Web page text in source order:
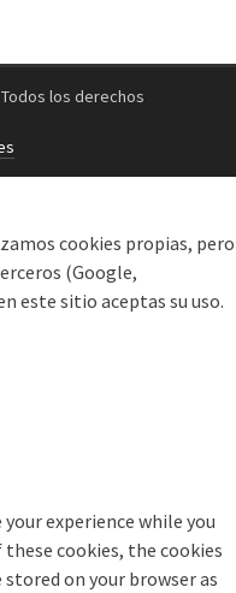
los derechos
cookies propias, pero
(Google,
este sitio aceptas su uso.
experience while you
cookies, the cookies
on your browser as